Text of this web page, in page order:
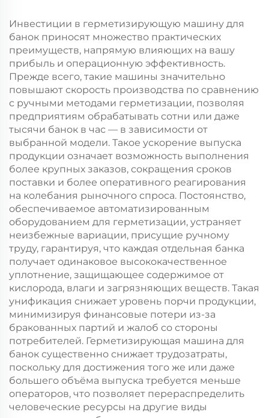
Инвестиции в герметизирующую машину для
банок приносят множество практических
преимуществ, напрямую влияющих на вашу
прибыль и операционную эффективность.
Прежде всего, такие машины значительно
повышают скорость производства по сравнению
с ручными методами герметизации, позволяя
предприятиям обрабатывать сотни или даже
тысячи банок в час — в зависимости от
выбранной модели. Такое ускорение выпуска
продукции означает возможность выполнения
более крупных заказов, сокращения сроков
поставки и более оперативного реагирования
на колебания рыночного спроса. Постоянство,
обеспечиваемое автоматизированным
оборудованием для герметизации, устраняет
неизбежные вариации, присущие ручному
труду, гарантируя, что каждая отдельная банка
получает одинаковое высококачественное
уплотнение, защищающее содержимое от
кислорода, влаги и загрязняющих веществ. Такая
унификация снижает уровень порчи продукции,
минимизируя финансовые потери из-за
бракованных партий и жалоб со стороны
потребителей. Герметизирующая машина для
банок существенно снижает трудозатраты,
поскольку для достижения того же или даже
большего объёма выпуска требуется меньше
операторов, что позволяет перераспределить
человеческие ресурсы на другие виды